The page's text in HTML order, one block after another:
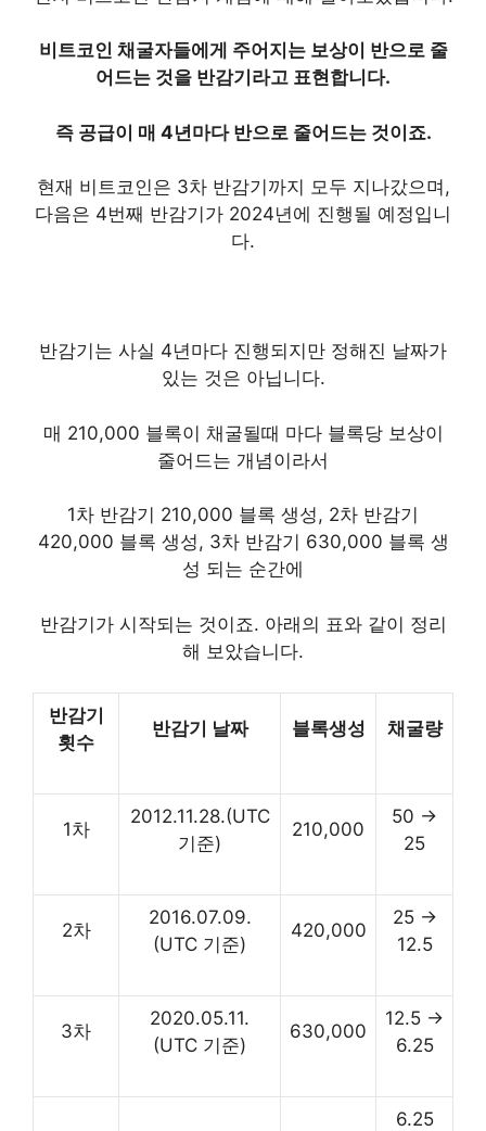
비트코인 채굴자들에게 주어지는 보상이 반으로 줄
어드는 것을 반감기라고 표현합니다.
즉 공급이 매 4년마다 반으로 줄어드는 것이죠.
현재 비트코인은 3차 반감기까지 모두 지나갔으며,
다음은 4번째 반감기가 2024년에 진행될 예정입니
다.
반감기는 사실 4년마다 진행되지만 정해진 날짜가
있는 것은 아닙니다.
매 210,000 블록이 채굴될때 마다 블록당 보상이
줄어드는 개념이라서
1차 반감기 210,000 블록 생성, 2차 반감기
420,000 블록 생성, 3차 반감기 630,000 블록 생
성 되는 순간에
반감기가 시작되는 것이죠. 아래의 표와 같이 정리
해 보았습니다.
반감기
횟수
반감기 날짜 블록생성 채굴량
1차
2012.11.28.(UTC
기준)
210,000
50 →
25
2차
2016.07.09.
(UTC 기준)
420,000
25 →
12.5
3차
2020.05.11.
(UTC 기준)
630,000
12.5 →
6.25
6.25